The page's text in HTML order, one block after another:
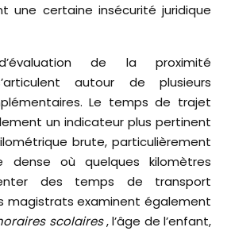
une certaine insécurité juridique
de la proximité
autour de plusieurs
Le temps de trajet
un indicateur plus pertinent
brute, particulièrement
dense où quelques kilomètres
des temps de transport
magistrats examinent également
scolaires, l’âge de l’enfant,